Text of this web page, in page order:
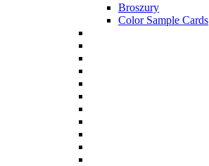
Broszury
Color Sample Cards